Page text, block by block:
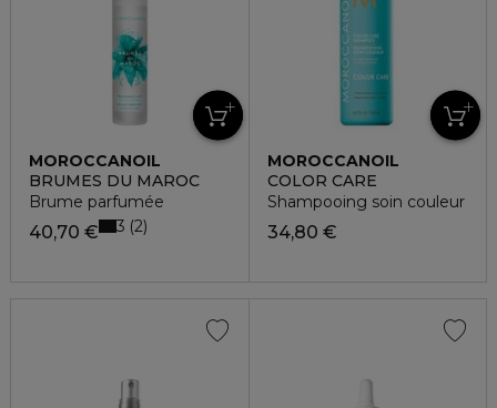
MOROCCANOIL
BRUMES DU MAROC
Brume parfumée
40,70 € 3 2
MOROCCANOIL
COLOR CARE
Shampooing soin couleur
34,80 €